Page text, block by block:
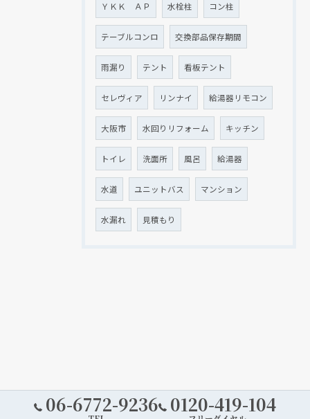
ＹＫＫ ＡＰ 水栓柱 コン柱
テーブルコンロ 交換部品保存期間
雨漏り テント 看板テント
セレヴィア リンナイ 給湯器リモコン
大阪市 水回りリフォーム キッチン
トイレ 洗面所 風呂 給湯器
水道 ユニットバス マンション
水漏れ 見積もり
06-6772-9236 0120-419-104